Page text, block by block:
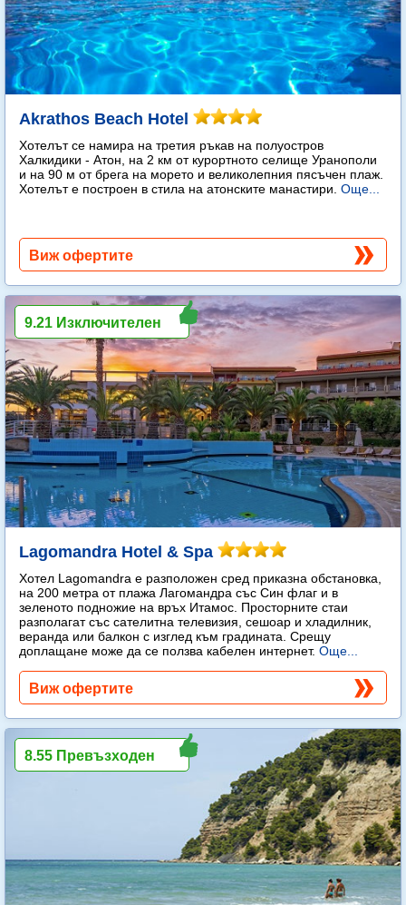
Akrathos Beach Hotel
Хотелът се намира на третия ръкав на полуостров
Халкидики - Атон, на 2 км от курортното селище Уранополи
и на 90 м от брега на морето и великолепния пясъчен плаж.
Хотелът е построен в стила на атонските манастири. Още...
Виж офертите
Lagomandra Hotel & Spa
Хотел Lagomandra е разположен сред приказна обстановка,
на 200 метра от плажа Лагомандра със Син флаг и в
зеленото подножие на връх Итамос. Просторните стаи
разполагат със сателитна телевизия, сешоар и хладилник,
веранда или балкон с изглед към градината. Срещу
доплащане може да се ползва кабелен интернет. Още...
9.21 Изключителен
Виж офертите
8.55 Превъзходен